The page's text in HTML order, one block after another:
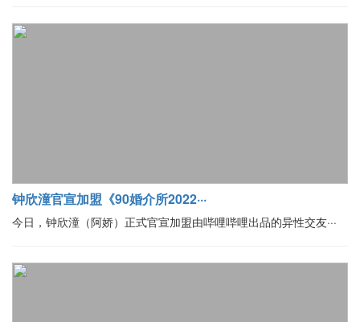
钟欣潼官宣加盟《90婚介所2022···
今日，钟欣潼（阿娇）正式官宣加盟由哔哩哔哩出品的异性交友···